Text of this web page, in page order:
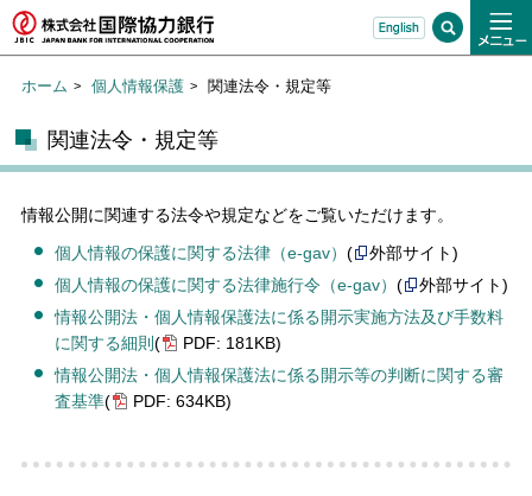
ホーム 個人情報保護 関連法令・規定等
関連法令・規定等
情報公開に関連する法令や規定などをご覧いただけます。
個人情報の保護に関する法律（e-gav） (
外部サイト)
個人情報の保護に関する法律施行令（e-gav） (
外部サイト)
情報公開法・個人情報保護法に係る開示実施方法及び手数料
に関する細則 (
PDF: 181KB)
情報公開法・個人情報保護法に係る開示等の判断に関する審
査基準( PDF: 634KB)